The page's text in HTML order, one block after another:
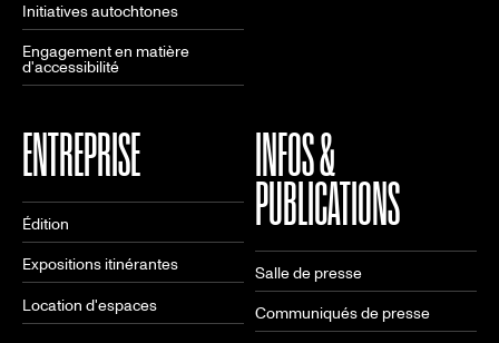
Initiatives autochtones
Engagement en matière
d'accessibilité
ENTREPRISE
Édition
Expositions itinérantes
Location d'espaces
INFOS &
PUBLICATIONS
Salle de presse
Communiqués de presse